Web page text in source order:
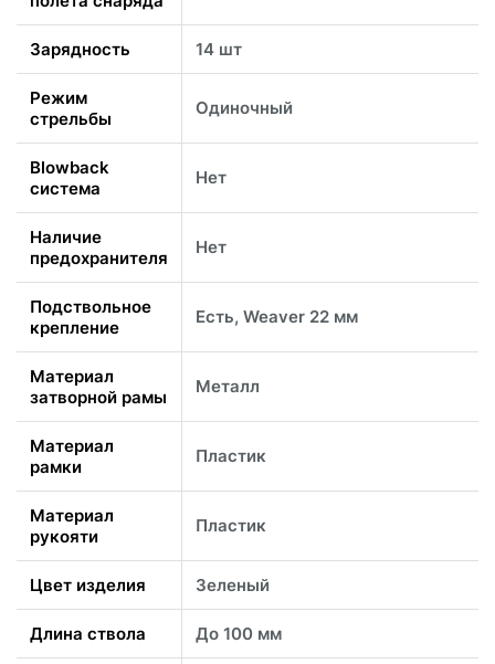
Зарядность 14 шт
Режим
стрельбы
Одиночный
Blowback
система
Нет
Наличие
предохранителя
Нет
Подствольное
крепление
Есть, Weaver 22 мм
Материал
затворной рамы
Металл
Материал
рамки
Пластик
Материал
рукояти
Пластик
Цвет изделия Зеленый
Длина ствола До 100 мм